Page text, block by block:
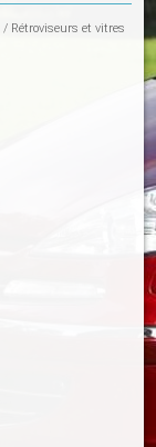
/ Rétroviseurs et vitres